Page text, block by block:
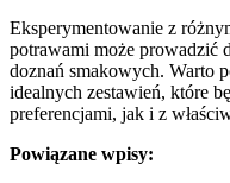
Eksperymentowanie z
potrawami może prowadzić
doznań smakowych. Warto
idealnych zestawień, które
preferencjami, jak i z
Powiązane wpisy: